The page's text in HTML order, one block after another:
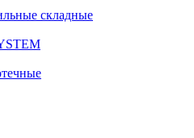
складные